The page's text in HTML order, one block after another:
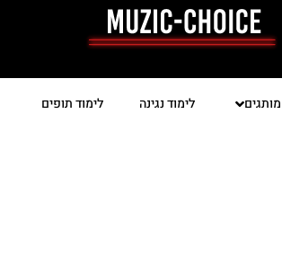
מותגים לימוד נגינה לימוד תופים